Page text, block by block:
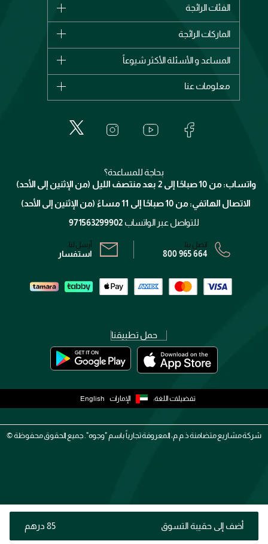
أضف إلى حقيبة التسوق ⁦85⁩ درهم
الفئات الرائجة
الأكثر مبيعاً
اشترِ بطاقة هدية
الماركات الرائجة
بربري
إيف سان لوران
المساعد و الأسئلة الأكثر شيوعاً
الإرجاع
معلومات عنا
خدمات المعارض
برنامج الولاء ميوز
الشروط و الأحكام
سياسة الخصوصية
بحاجة للمساعدة؟
واتساب: من 10 صباحًا إلى 2 بعد منتصف الليل (من الإثنين إلى الأحد)
الاتصال الهاتفي: من 10 صباحًا إلى 11 مساءً (من الإثنين إلى الأحد)
للتواصل عبر الواتساب 971563299902
اتصل بنا:
800 965 664
أرسل لنا:
استفسار
حمل تطبيقنا
تفضيلات اللغة: الإمارات English
شركة مشاريع متضامنة ذ.م.م، المعروفة تجارياً باسم "وجوه". جميع الحقوق محفوظة ©